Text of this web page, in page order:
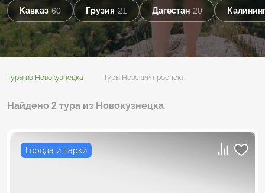
Кавказ 60 Грузия 21 Дагестан 20
Туры из Новокузнецка Туры Невский проспект
Найдено 2 тура из Новокузнецка
Города и парки